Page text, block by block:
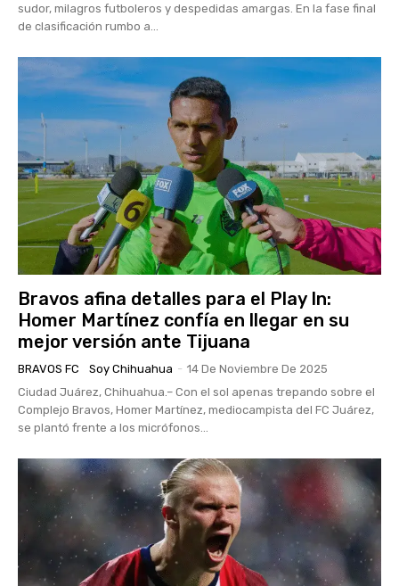
sudor, milagros futboleros y despedidas amargas. En la fase final
de clasificación rumbo a...
Bravos afina detalles para el Play In:
Homer Martínez confía en llegar en su
mejor versión ante Tijuana
BRAVOS FC Soy Chihuahua - 14 De Noviembre De 2025
Ciudad Juárez, Chihuahua.– Con el sol apenas trepando sobre el
Complejo Bravos, Homer Martínez, mediocampista del FC Juárez,
se plantó frente a los micrófonos...